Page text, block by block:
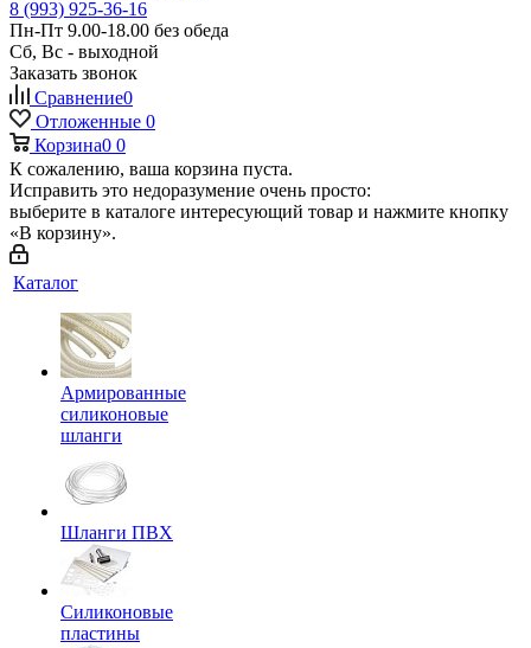
8 (993) 925-36-16
Пн-Пт 9.00-18.00 без обеда
Сб, Вс - выходной
Заказать звонок
Сравнение0
Отложенные 0
Корзина0 0
К сожалению, ваша корзина пуста.
Исправить это недоразумение очень просто:
выберите в каталоге интересующий товар и нажмите кнопку
«В корзину».
Каталог
Армированные
силиконовые
шланги
Шланги ПВХ
Силиконовые
пластины